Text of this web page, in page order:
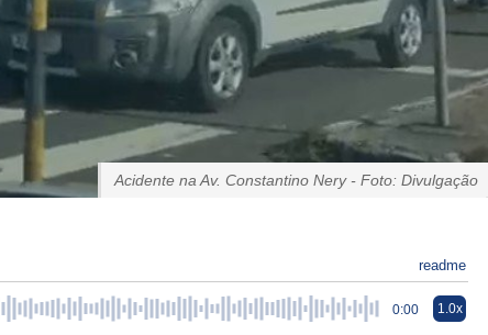
Acidente na Av. Constantino Nery - Foto: Divulgação
readme
0:00 1.0x